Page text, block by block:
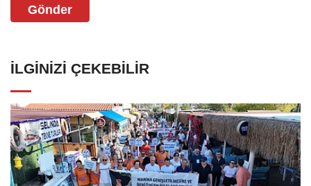
Gönder
İLGINIZI ÇEKEBILIR